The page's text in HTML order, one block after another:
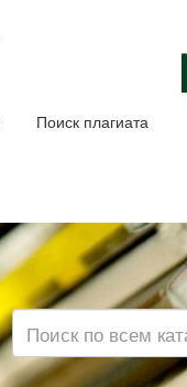
Поиск плагиата